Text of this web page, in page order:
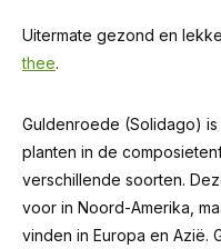
Uitermate gezond en
thee.
Guldenroede (Solidago)
planten in de
verschillende soorten.
voor in Noord-Amerika,
vinden in Europa en Azië.